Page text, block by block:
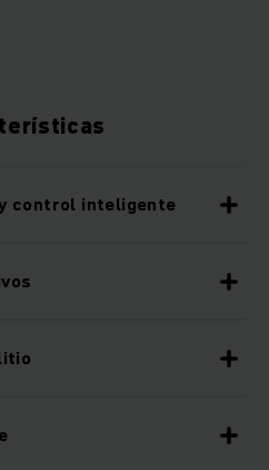
control inteligente